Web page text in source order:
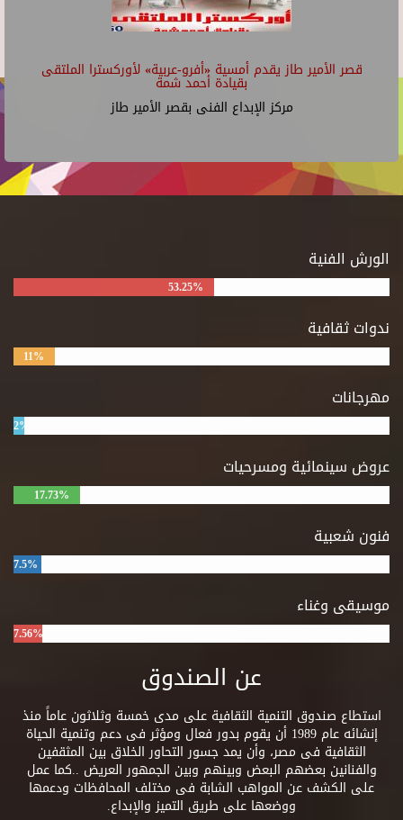
قصر الأمير طاز يقدم أمسية «أفرو-عربية» لأوركسترا الملتقى
بقيادة أحمد شمة
مركز الإبداع الفنى بقصر الأمير طاز
الورش الفنية
53.25%
ندوات ثقافية
11%
مهرجانات
2%
عروض سينمائية ومسرحيات
17.73%
فنون شعبية
7.5%
موسيقى وغناء
7.56%
عن الصندوق
استطاع صندوق التنمية الثقافية على مدى خمسة وثلاثون عاماً منذ
إنشائه عام 1989 أن يقوم بدور فعال ومؤثر فى دعم وتنمية الحياة
الثقافية فى مصر، وأن يمد جسور التحاور الخلاق بين المثقفين
والفنانين بعضهم البعض وبينهم وبين الجمهور العريض ..كما عمل
على الكشف عن المواهب الشابة فى مختلف المحافظات ودعمها
ووضعها على طريق التميز والإبداع.